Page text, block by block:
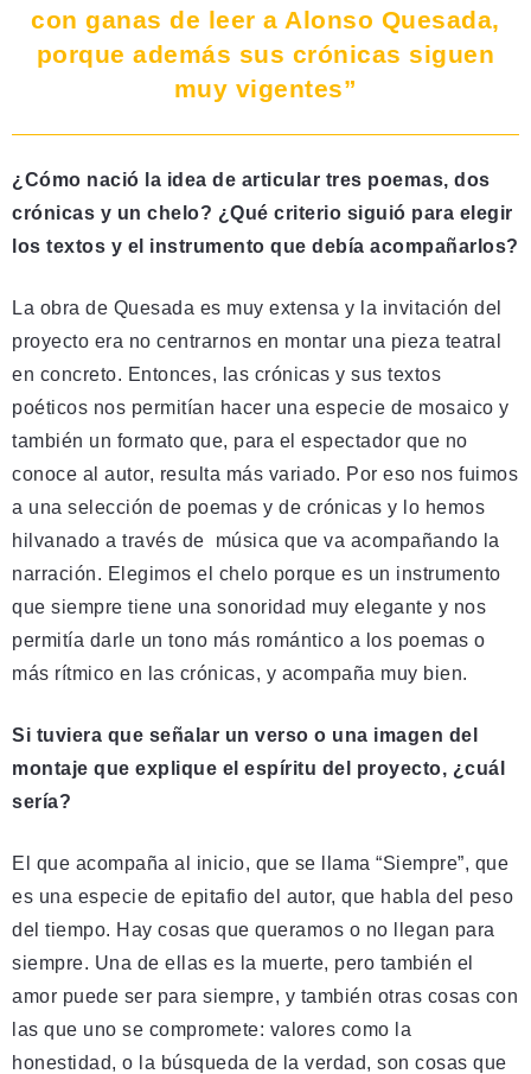
con ganas de leer a Alonso Quesada,
porque además sus crónicas siguen
muy vigentes”
¿Cómo nació la idea de articular tres poemas, dos
crónicas y un chelo? ¿Qué criterio siguió para elegir
los textos y el instrumento que debía acompañarlos?
La obra de Quesada es muy extensa y la invitación del
proyecto era no centrarnos en montar una pieza teatral
en concreto. Entonces, las crónicas y sus textos
poéticos nos permitían hacer una especie de mosaico y
también un formato que, para el espectador que no
conoce al autor, resulta más variado. Por eso nos fuimos
a una selección de poemas y de crónicas y lo hemos
hilvanado a través de música que va acompañando la
narración. Elegimos el chelo porque es un instrumento
que siempre tiene una sonoridad muy elegante y nos
permitía darle un tono más romántico a los poemas o
más rítmico en las crónicas, y acompaña muy bien.
Si tuviera que señalar un verso o una imagen del
montaje que explique el espíritu del proyecto, ¿cuál
sería?
El que acompaña al inicio, que se llama “Siempre”, que
es una especie de epitafio del autor, que habla del peso
del tiempo. Hay cosas que queramos o no llegan para
siempre. Una de ellas es la muerte, pero también el
amor puede ser para siempre, y también otras cosas con
las que uno se compromete: valores como la
honestidad, o la búsqueda de la verdad, son cosas que